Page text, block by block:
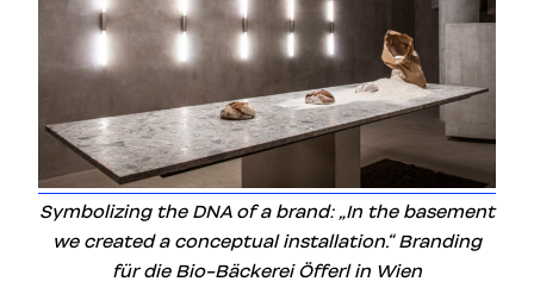
Symbolizing the DNA of a brand: „In the basement
we created a conceptual installation.“ Branding
für die Bio-Bäckerei Öfferl in Wien